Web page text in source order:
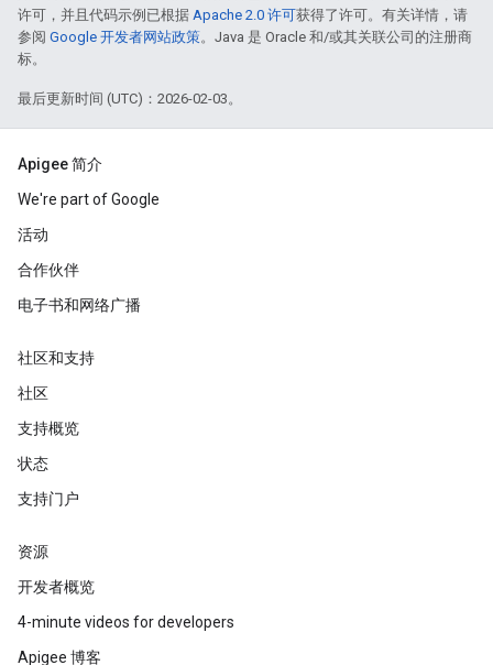
许可，并且代码示例已根据 Apache 2.0 许可获得了许可。有关详情，请
参阅 Google 开发者网站政策。Java 是 Oracle 和/或其关联公司的注册商
标。
最后更新时间 (UTC)：2026-02-03。
Apigee 简介
We're part of Google
活动
合作伙伴
电子书和网络广播
社区和支持
社区
支持概览
状态
支持门户
资源
开发者概览
4-minute videos for developers
Apigee 博客